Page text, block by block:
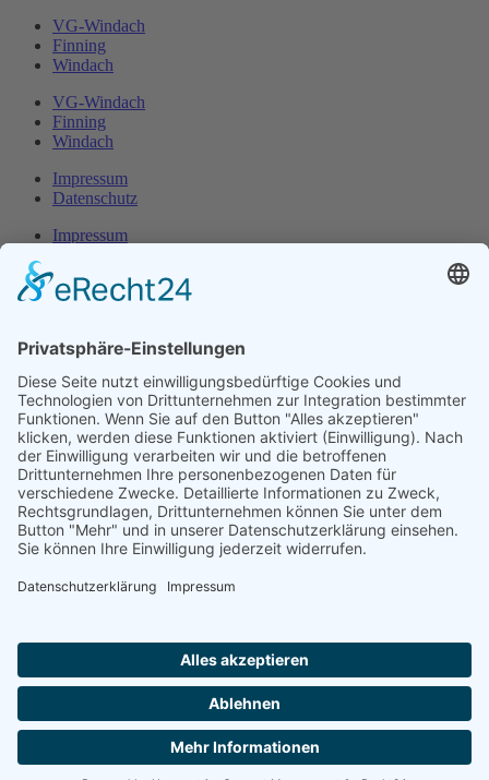
VG-Windach
Finning
Windach
VG-Windach
Finning
Windach
Impressum
Datenschutz
Impressum
Erster Bürgermeister Eresing
86922 Eresing
Telefon:+49(0)8193 - 5456
Email:klotz@vg-windach.de
Sprechzeiten Bürgermeister
Montag und Mittwoch17:00 Uhr - 18:30 Uhr
Freitag15:00 Uhr - 16:30 Uhr
16:30 Uhr - 18:30 Uhr
Notruf bei Wasserrohrbruch:
Notdienst:
Telefon: 08193-9305-99